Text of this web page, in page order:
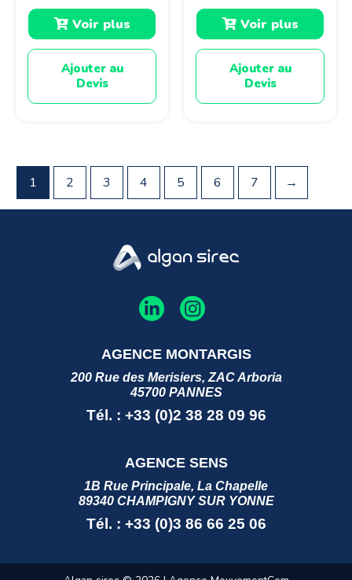
Voir plus
Ajouter au
Devis
Voir plus
Ajouter au
Devis
1 2 3 4 5 6 7 →
AGENCE MONTARGIS
200 Rue des Merisiers, ZAC Arboria
45700 PANNES
Tél. : +33 (0)2 38 28 09 96
AGENCE SENS
1B Rue Principale, La Chapelle
89340 CHAMPIGNY SUR YONNE
Tél. : +33 (0)3 86 66 25 06